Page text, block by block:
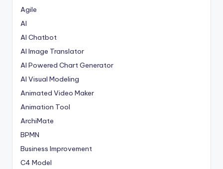
Agile
AI
AI Chatbot
AI Image Translator
AI Powered Chart Generator
AI Visual Modeling
Animated Video Maker
Animation Tool
ArchiMate
BPMN
Business Improvement
C4 Model